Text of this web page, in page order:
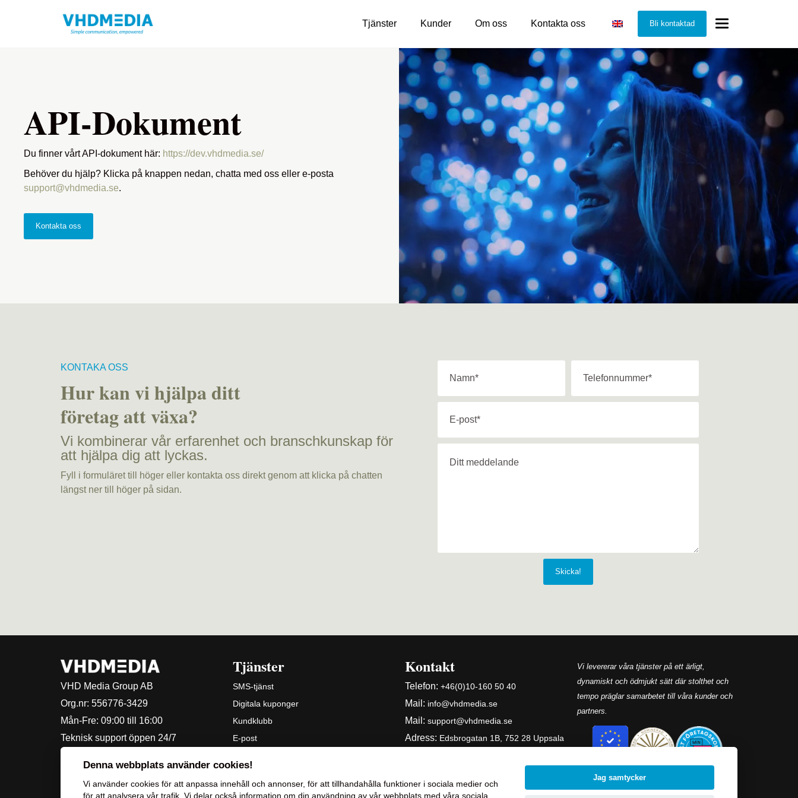
Tjänster Kunder Om oss Kontakta oss Bli kontaktad
API-Dokument
Du finner vårt API-dokument här: https://dev.vhdmedia.se/
Behöver du hjälp? Klicka på knappen nedan, chatta med oss eller e-posta
support@vhdmedia.se.
Kontakta oss
KONTAKA OSS
Hur kan vi hjälpa ditt
företag att växa?
Vi kombinerar vår erfarenhet och branschkunskap för
att hjälpa dig att lyckas.
Fyll i formuläret till höger eller kontakta oss direkt genom att klicka på chatten
längst ner till höger på sidan.
VHD Media Group AB
Org.nr: 556776-3429
Mån-Fre: 09:00 till 16:00
Teknisk support öppen 24/7
Tjänster
SMS-tjänst
Digitala kuponger
Kundklubb
E-post
Kontakt
Telefon: +46(0)10-160 50 40
Mail: info@vhdmedia.se
Mail: support@vhdmedia.se
Adress: Edsbrogatan 1B, 752 28 Uppsala
Vi levererar våra tjänster på ett ärligt,
dynamiskt och ödmjukt sätt där stolthet och
tempo präglar samarbetet till våra kunder och
partners.
Denna webbplats använder cookies!
Vi användercookies för att anpassa innehåll och annonser, för att tillhandahålla funktioner i sociala medier och
för att analysera vår trafik. Vi delar också information om din användning av vår webbplats med våra sociala
Jag samtycker